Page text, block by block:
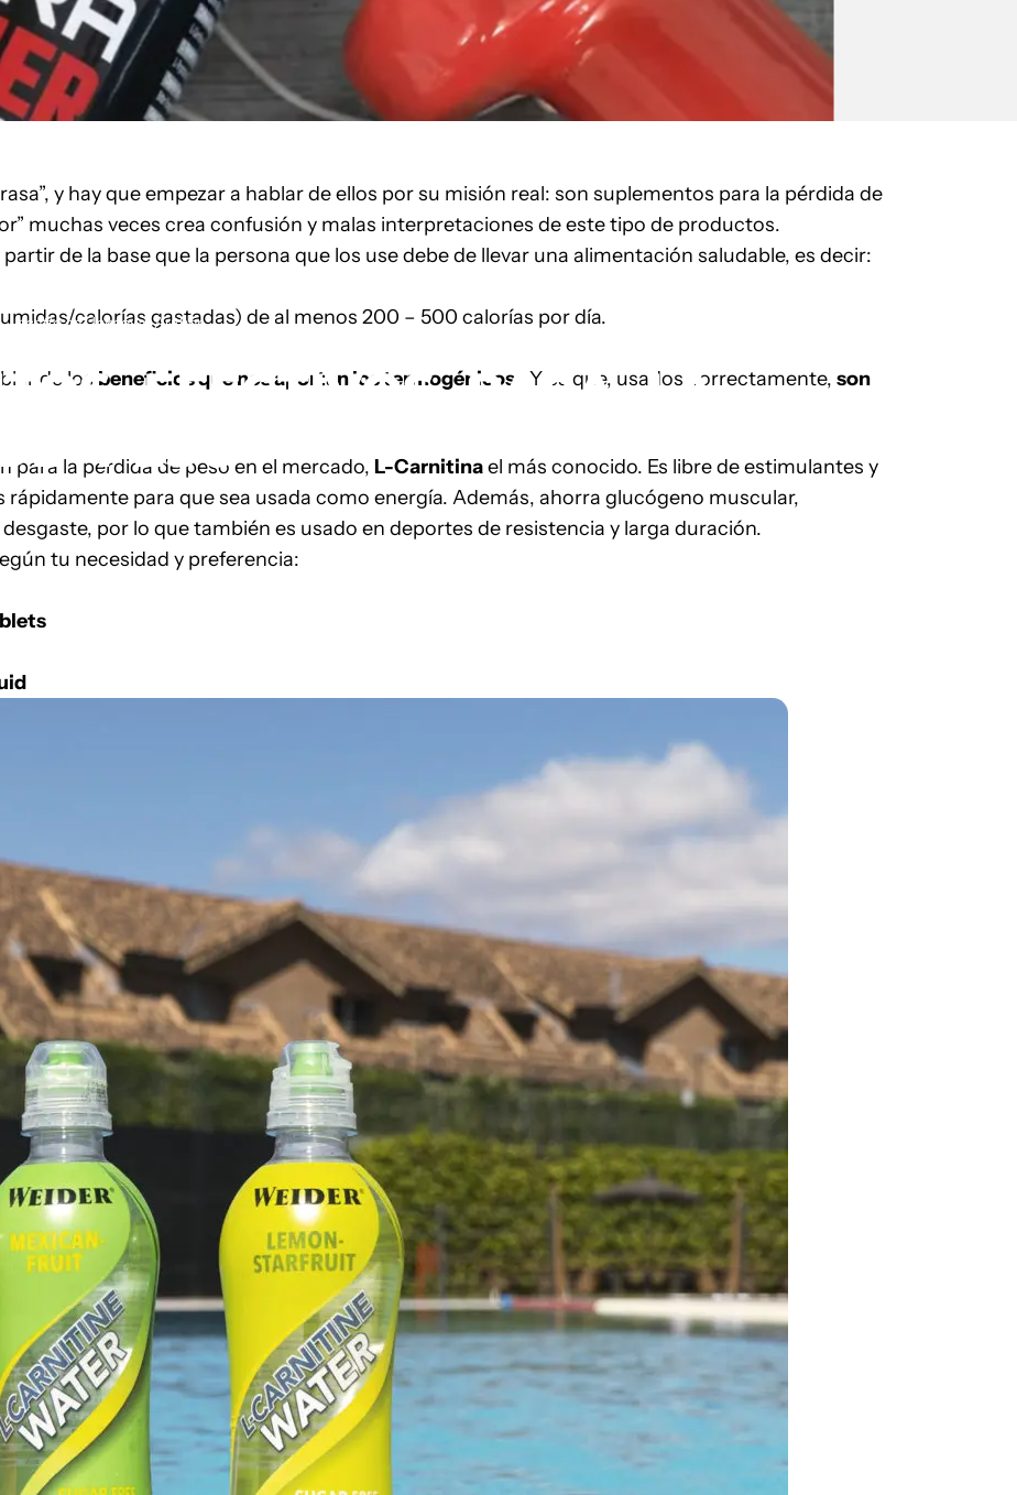
scritto daUnknown Author
EFECTIVOS PARA LA
PESO
y hay que empezar a hablar de ellos por su misión real: son suplementos para la pérdida de
muchas veces crea confusión y malas interpretaciones de este tipo de productos.
de la base que la persona que los use debe de llevar una alimentación saludable, es decir:
calorías gastadas) de al menos 200 – 500 calorías por día.
de los beneficios que nos aportan los termogénicos . Y es que, usados correctamente, son
para la pérdida de peso en el mercado, L-Carnitinael más conocido. Es libre de estimulantes y
para que sea usada como energía. Además, ahorra glucógeno muscular,
por lo que también es usado en deportes de resistencia y larga duración.
tu necesidad y preferencia: